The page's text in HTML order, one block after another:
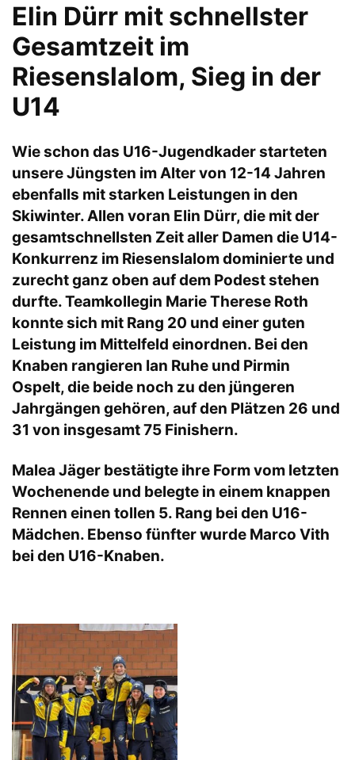
Elin Dürr mit schnellster
Gesamtzeit im
Riesenslalom, Sieg in der
U14
Wie schon das U16-Jugendkader starteten
unsere Jüngsten im Alter von 12-14 Jahren
ebenfalls mit starken Leistungen in den
Skiwinter. Allen voran Elin Dürr, die mit der
gesamtschnellsten Zeit aller Damen die U14-
Konkurrenz im Riesenslalom dominierte und
zurecht ganz oben auf dem Podest stehen
durfte. Teamkollegin Marie Therese Roth
konnte sich mit Rang 20 und einer guten
Leistung im Mittelfeld einordnen. Bei den
Knaben rangieren Ian Ruhe und Pirmin
Ospelt, die beide noch zu den jüngeren
Jahrgängen gehören, auf den Plätzen 26 und
31 von insgesamt 75 Finishern.
Malea Jäger bestätigte ihre Form vom letzten
Wochenende und belegte in einem knappen
Rennen einen tollen 5. Rang bei den U16-
Mädchen. Ebenso fünfter wurde Marco Vith
bei den U16-Knaben.